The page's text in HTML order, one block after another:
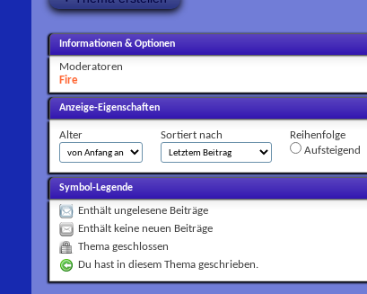
Informationen & Optionen
Moderatoren
Fire
Anzeige-Eigenschaften
Alter Sortiert nach
Reihenfolge
Aufsteigend
Symbol-Legende
Enthält ungelesene Beiträge
Enthält keine neuen Beiträge
Thema geschlossen
Du hast in diesem Thema geschrieben.